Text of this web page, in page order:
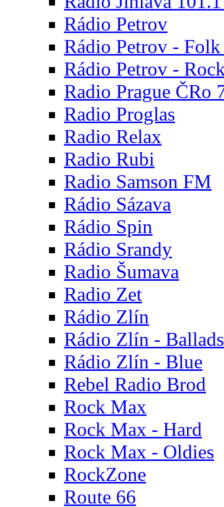
Rádio Petrov
Rádio Petrov -
Rádio Petrov -
Radio Prague ČRo
Radio Proglas
Radio Relax
Radio Rubi
Radio Samson FM
Rádio Sázava
Rádio Spin
Rádio Srandy
Radio Šumava
Radio Zet
Rádio Zlín
Rádio Zlín - Ballads
Rádio Zlín - Blue
Rebel Radio Brod
Rock Max
Rock Max - Hard
Rock Max - Oldies
RockZone
Route 66